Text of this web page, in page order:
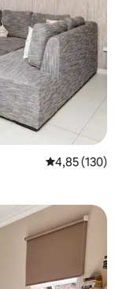
4,85 de uma
4,85 (130)